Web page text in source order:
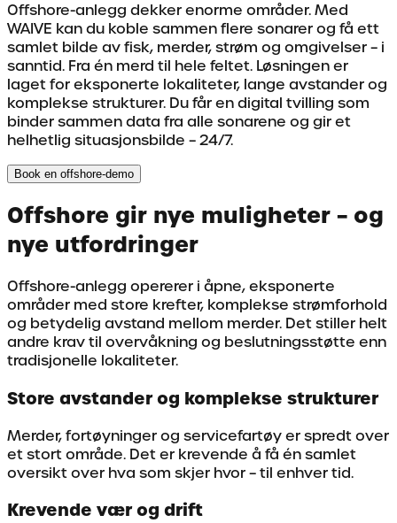
Offshore-anlegg dekker enorme områder. Med
WAIVE kan du koble sammen flere sonarer og få ett
samlet bilde av fisk, merder, strøm og omgivelser – i
sanntid. Fra én merd til hele feltet. Løsningen er
laget for eksponerte lokaliteter, lange avstander og
komplekse strukturer. Du får en digital tvilling som
binder sammen data fra alle sonarene og gir et
helhetlig situasjonsbilde – 24/7.
Book en offshore-demo
Offshore gir nye muligheter – og
nye utfordringer
Offshore-anlegg opererer i åpne, eksponerte
områder med store krefter, komplekse strømforhold
og betydelig avstand mellom merder. Det stiller helt
andre krav til overvåkning og beslutningsstøtte enn
tradisjonelle lokaliteter.
Store avstander og komplekse strukturer
Merder, fortøyninger og servicefartøy er spredt over
et stort område. Det er krevende å få én samlet
oversikt over hva som skjer hvor – til enhver tid.
Krevende vær og drift